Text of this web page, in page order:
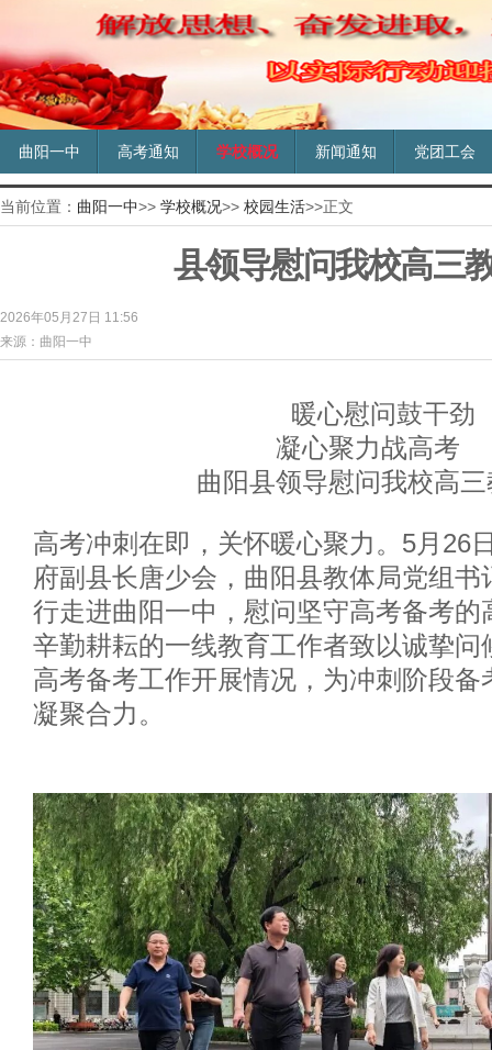
曲阳一中 高考通知 学校概况 新闻通知 党团工会
当前位置： 曲阳一中>> 学校概况>> 校园生活>>正文
县领导慰问我校高三
2026年05月27日 11:56
来源：曲阳一中
暖心慰问鼓干劲
凝心聚力战高考
曲阳县领导慰问我校高
高考冲刺在即，关怀暖心聚力。 5月 26
府副县长唐少会 ，曲阳县教体局党组
行走进曲阳一中，慰问坚守高考备考的
辛勤耕耘的一线教育工作者致以诚挚问
高考备考工作开展情况，为冲刺阶段备
凝聚合力。